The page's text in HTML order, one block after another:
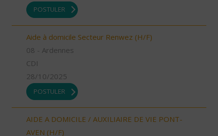
POSTULER
Aide à domicile Secteur Renwez (H/F)
08 - Ardennes
CDI
28/10/2025
POSTULER
AIDE A DOMICILE / AUXILIAIRE DE VIE PONT-
AVEN (H/F)